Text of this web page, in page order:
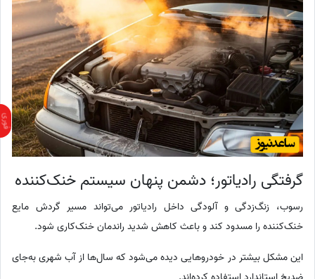
گرفتگی رادیاتور؛ دشمن پنهان سیستم خنک‌کننده
رسوب، زنگ‌زدگی و آلودگی داخل رادیاتور می‌تواند مسیر گردش مایع
خنک‌کننده را مسدود کند و باعث کاهش شدید راندمان خنک‌کاری شود.
این مشکل بیشتر در خودروهایی دیده می‌شود که سال‌ها از آب شهری به‌جای